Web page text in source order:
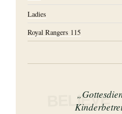
Ladies
Royal Rangers 115
BELIEVE